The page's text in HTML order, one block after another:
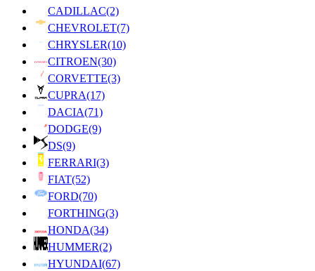
CADILLAC(2)
CHEVROLET(7)
CHRYSLER(10)
CITROEN(30)
CORVETTE(3)
CUPRA(17)
DACIA(71)
DODGE(9)
DS(9)
FERRARI(3)
FIAT(52)
FORD(70)
FORTHING(3)
HONDA(34)
HUMMER(2)
HYUNDAI(67)